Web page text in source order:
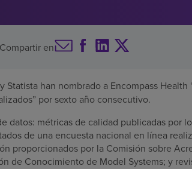
Compartir en
Statista han nombrado a Encompass Health
por sexto año consecutivo.
datos: métricas de calidad publicadas por
de una encuesta nacional en línea
proporcionados por la Comisión sobre
de Conocimiento de Model Systems; y